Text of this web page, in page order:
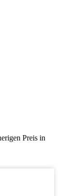
Preis in